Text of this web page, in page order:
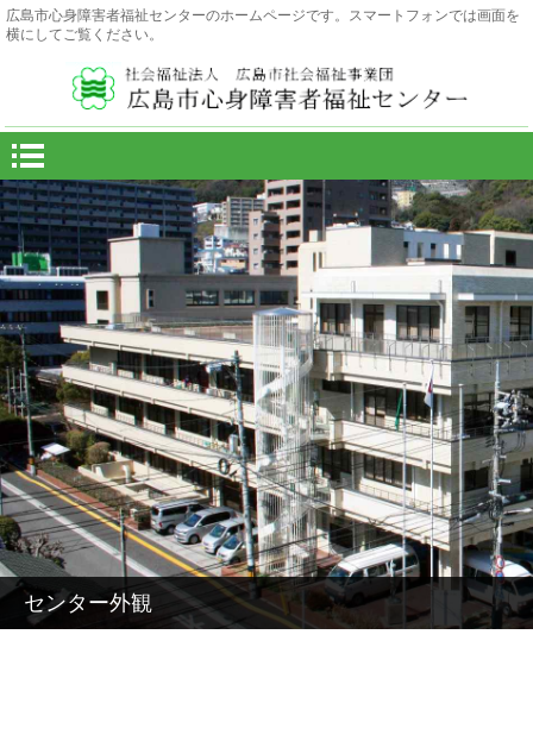
広島市心身障害者福祉センターのホームページです。スマートフォンでは画面を
横にしてご覧ください。
FAX.082-261-7789
センター外観